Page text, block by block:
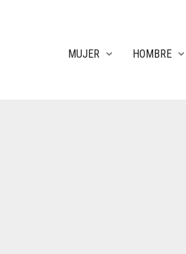
MUJER HOMBRE